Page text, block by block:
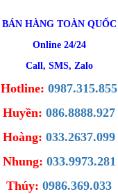
BÁN HÀNG TOÀN QUỐC
Online 24/24
Call, SMS, Zalo
Hotline:0987.315.855
Huyền:086.8888.927
Hoàng:033.2637.099
Nhung: 033.9973.281
Thúy:0986.369.033